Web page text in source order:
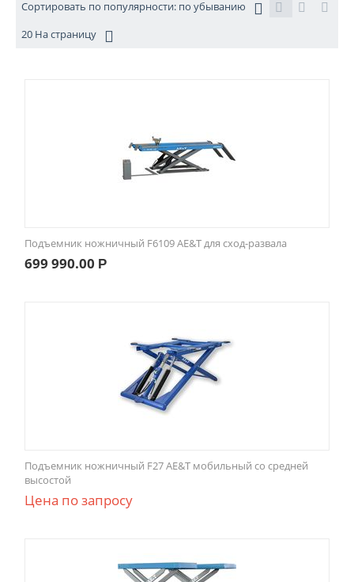
Сортировать по популярности: по убыванию
20 На страницу
Подъемник ножничный F6109 AE&T для сход-развала
699 990.00 Р
Подъемник ножничный F27 AE&T мобильный со средней
высостой
Цена по запросу